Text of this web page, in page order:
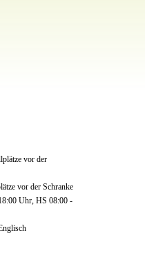
vor der
vor der Schranke
Uhr, HS 08:00 -